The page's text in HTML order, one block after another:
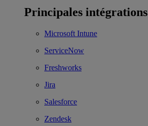
Principales intégrations
Microsoft Intune
ServiceNow
Freshworks
Jira
Salesforce
Zendesk